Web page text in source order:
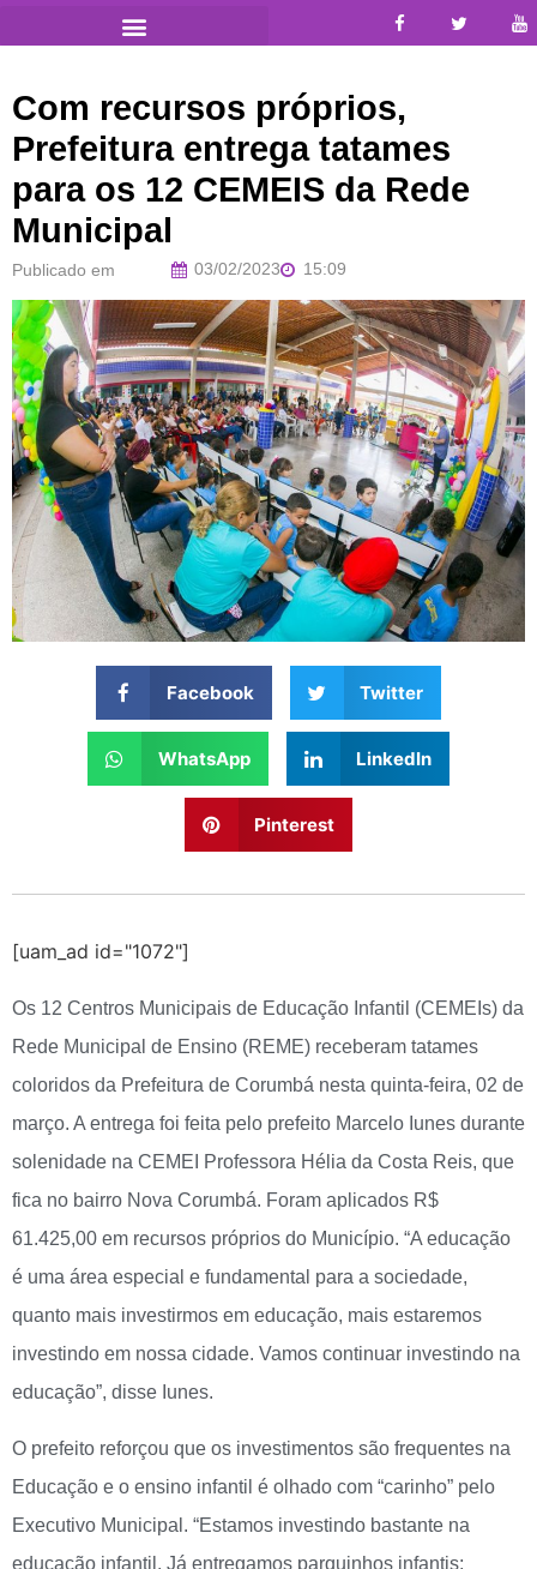
Com recursos próprios,
Prefeitura entrega tatames
para os 12 CEMEIS da Rede
Municipal
Publicado em 03/02/2023 15:09
Facebook Twitter
WhatsApp LinkedIn
Pinterest
[uam_ad id="1072"]
Os 12 Centros Municipais de Educação Infantil (CEMEIs) da
Rede Municipal de Ensino (REME) receberam tatames
coloridos da Prefeitura de Corumbá nesta quinta-feira, 02 de
março. A entrega foi feita pelo prefeito Marcelo Iunes durante
solenidade na CEMEI Professora Hélia da Costa Reis, que
fica no bairro Nova Corumbá. Foram aplicados R$
61.425,00 em recursos próprios do Município. “A educação
é uma área especial e fundamental para a sociedade,
quanto mais investirmos em educação, mais estaremos
investindo em nossa cidade. Vamos continuar investindo na
educação”, disse Iunes.
O prefeito reforçou que os investimentos são frequentes na
Educação e o ensino infantil é olhado com “carinho” pelo
Executivo Municipal. “Estamos investindo bastante na
educação infantil. Já entregamos parquinhos infantis;